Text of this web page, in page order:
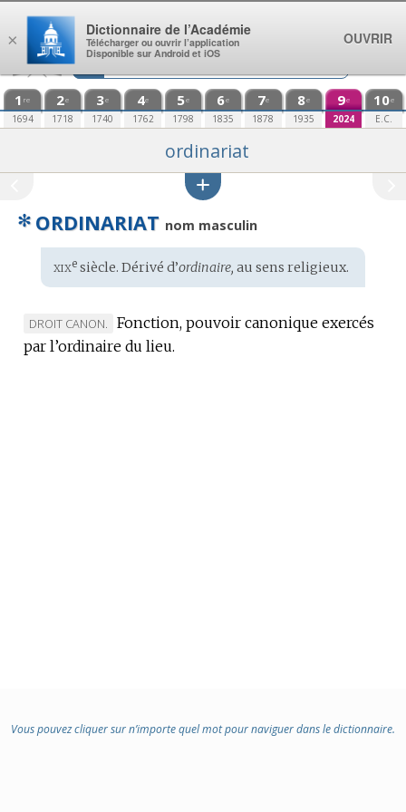
Aller au contenu
1 re
1694
2e
1718
3e
1740
4e
1762
5e
1798
6e
1835
7e
1878
8e
1935
9e
2024
10e
E.C.
ordinariat
✻ ORDINARIAT nom masculin
Étymologie
:
xixesiècle. Dérivé d’ordinaire, au sens religieux.
MARQUE
DE
DROIT CANON.
Fonction, pouvoir canonique exercés
par l’ordinaire du lieu.
Vous pouvez cliquer sur n’importe quel mot pour naviguer dans le dictionnaire.
×
Dictionnaire de l’Académie
Télécharger ou ouvrir l’application
Disponible sur Android et iOS
OUVRIR